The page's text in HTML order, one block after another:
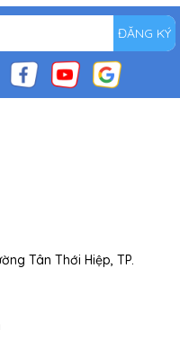
ĐĂNG KÝ
Tân Thới Hiệp, TP.